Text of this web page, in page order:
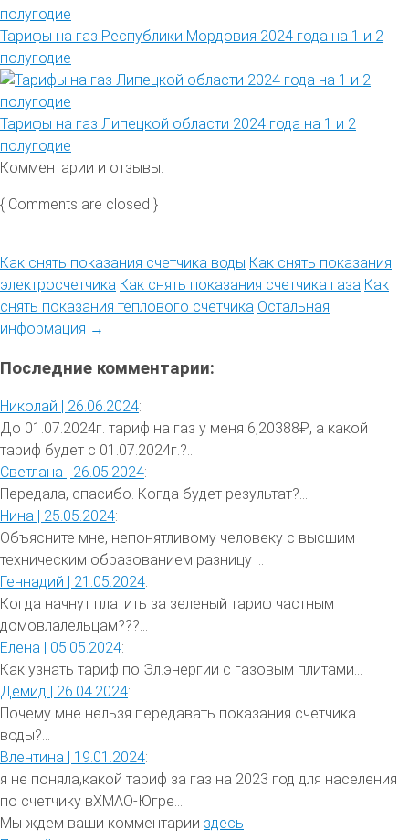
Тарифы на газ Республики Мордовия 2024 года на 1 и 2
полугодие
Тарифы на газ Липецкой области 2024 года на 1 и 2
полугодие
Комментарии и отзывы:
{ Comments are closed }
Как снять показания счетчика воды Как снять показания
электросчетчика Как снять показания счетчика газа Как
снять показания теплового счетчика Остальная
информация →
Последние комментарии:
Николай | 26.06.2024:
До 01.07.2024г. тариф на газ у меня 6,20388₽, а какой
тариф будет с 01.07.2024г.?...
Светлана | 26.05.2024:
Передала, спасибо. Когда будет результат?...
Нина | 25.05.2024:
Объясните мне, непонятливому человеку с высшим
техническим образованием разницу ...
Геннадий | 21.05.2024:
Когда начнут платить за зеленый тариф частным
домовлалельцам???...
Елена | 05.05.2024:
Как узнать тариф по Эл.энергии с газовым плитами...
Демид | 26.04.2024:
Почему мне нельзя передавать показания счетчика
воды?...
Влентина | 19.01.2024:
я не поняла,какой тариф за газ на 2023 год для населения
по счетчику вХМАО-Югре...
Мы ждем ваши комментарии здесь